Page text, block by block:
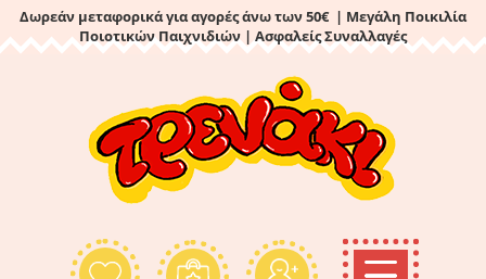
Δωρεάν μεταφορικά για αγορές άνω των 50€ | Μεγάλη Ποικιλία
Ποιοτικών Παιχνιδιών | Ασφαλείς Συναλλαγές